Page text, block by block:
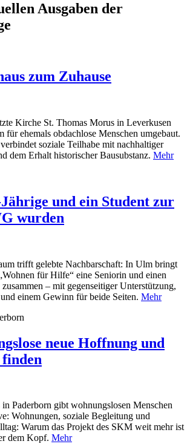
Ausgaben der
zum Zuhause
Kirche St. Thomas Morus in Leverkusen
für ehemals obdachlose Menschen umgebaut.
soziale Teilhabe mit nachhaltiger
dem Erhalt historischer Bausubstanz. Mehr
und ein Student zur
wurden
trifft gelebte Nachbarschaft: In Ulm bringt
für Hilfe“ eine Seniorin und einen
– mit gegenseitiger Unterstützung,
einem Gewinn für beide Seiten. Mehr
neue Hoffnung und
finden
in Paderborn gibt wohnungslosen Menschen
Wohnungen, soziale Begleitung und
Warum das Projekt des SKM weit mehr ist
dem Kopf. Mehr